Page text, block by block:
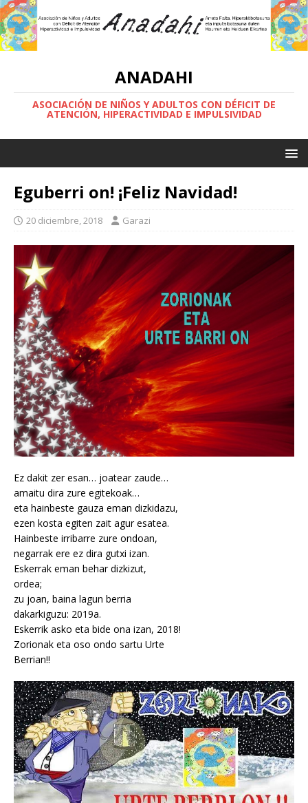
ANADAHI
ASOCIACIÓN DE NIÑOS Y ADULTOS CON DÉFICIT DE
ATENCIÓN, HIPERACTIVIDAD E IMPULSIVIDAD
Eguberri on! ¡Feliz Navidad!
20 diciembre, 2018 Garazi
Ez dakit zer esan… joatear zaude…
amaitu dira zure egitekoak…
eta hainbeste gauza eman dizkidazu,
ezen kosta egiten zait agur esatea.
Hainbeste irribarre zure ondoan,
negarrak ere ez dira gutxi izan.
Eskerrak eman behar dizkizut,
ordea;
zu joan, baina lagun berria
dakarkiguzu: 2019a.
Eskerrik asko eta bide ona izan, 2018!
Zorionak eta oso ondo sartu Urte
Berrian!!